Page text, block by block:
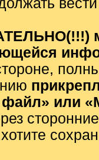
или